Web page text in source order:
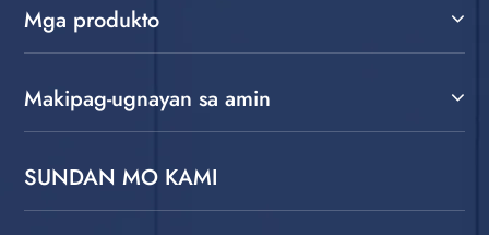
Mga produkto
Makipag-ugnayan sa amin
SUNDAN MO KAMI